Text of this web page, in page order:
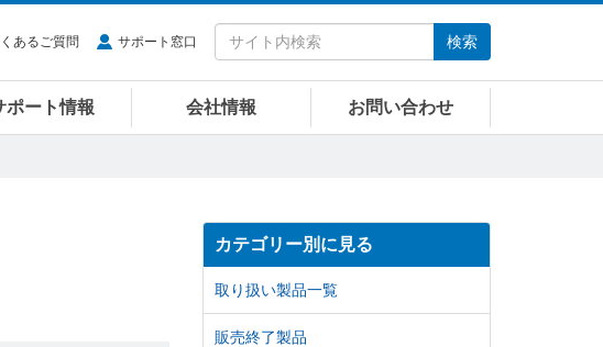
あるご質問 サポート窓口 検索
ポート情報 会社情報 お問い合わせ
カテゴリー別に見る
取り扱い製品一覧
販売終了製品